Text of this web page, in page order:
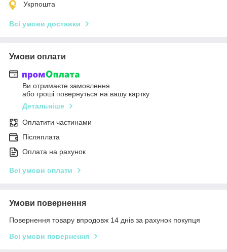
Укрпошта
Всі умови доставки
Умови оплати
Ви отримаєте замовлення
або гроші повернуться на вашу картку
Детальніше
Оплатити частинами
Післяплата
Оплата на рахунок
Всі умови оплати
Умови повернення
Повернення товару впродовж 14 днів за рахунок покупця
Всі умови повернення